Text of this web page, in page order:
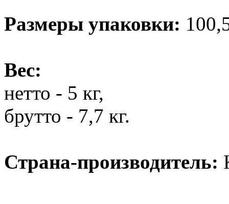
Размеры упаковки:
Вес:
нетто - 5 кг,
брутто - 7,7 кг.
Страна-производитель: